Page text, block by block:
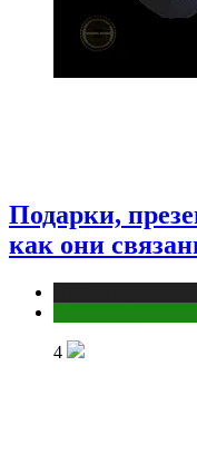
Подарки,
как они
4